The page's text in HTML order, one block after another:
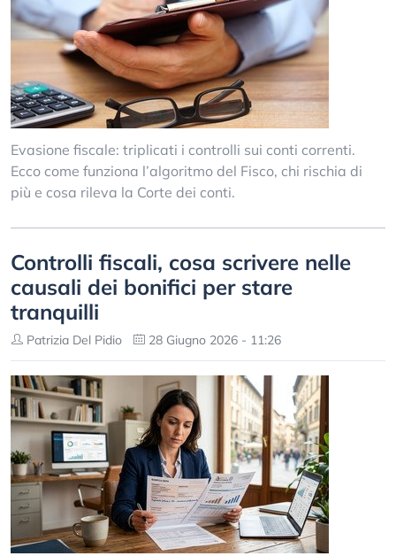
Evasione fiscale: triplicati i controlli sui conti correnti.
Ecco come funziona l’algoritmo del Fisco, chi rischia di
più e cosa rileva la Corte dei conti.
Controlli fiscali, cosa scrivere nelle
causali dei bonifici per stare
tranquilli
Patrizia Del Pidio 28 Giugno 2026 - 11:26